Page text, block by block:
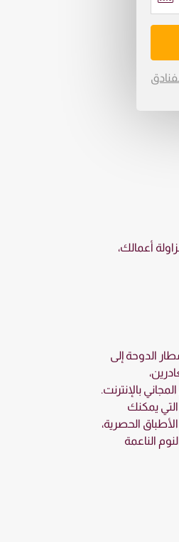
أعمالك،
الدوحة إلى
بالإنترنت.
يمكنك
الحصرية،
الناعمة